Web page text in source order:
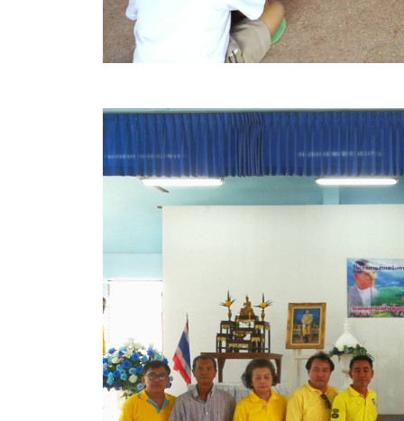
ข้อระเบียบและกฎหมาย
แผนพัฒนาท้องถิ่น ของอบจ.สุพรรณบุรี
ข้อบัญญัติงบประมาณรายจ่ายประจำปี ของ อบจ.สุ
รายงานการประชุมสภา อบจ.สุพรรณบุรี
รายงานรายรับรายจ่าย อบจ.สุพรรณบุรี
รายงานการติดตามและประเมินผลแผนพัฒนาท้อง